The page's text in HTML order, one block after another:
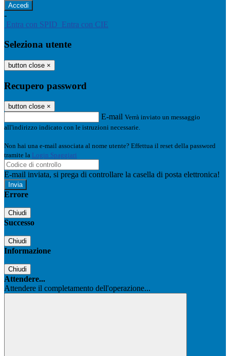
-
Entra con SPID Entra con CIE
Seleziona utente
button close ×
Recupero password
button close ×
E-mail Verrà inviato un messaggio
all'indirizzo indicato con le istruzioni necessarie.
Non hai una e-mail associata al nome utente? Effettua il reset della password
tramite la Login Spaggiari
E-mail inviata, si prega di controllare la casella di posta elettronica!
Errore
Chiudi
Successo
Chiudi
Informazione
Chiudi
Attendere...
Attendere il completamento dell'operazione...